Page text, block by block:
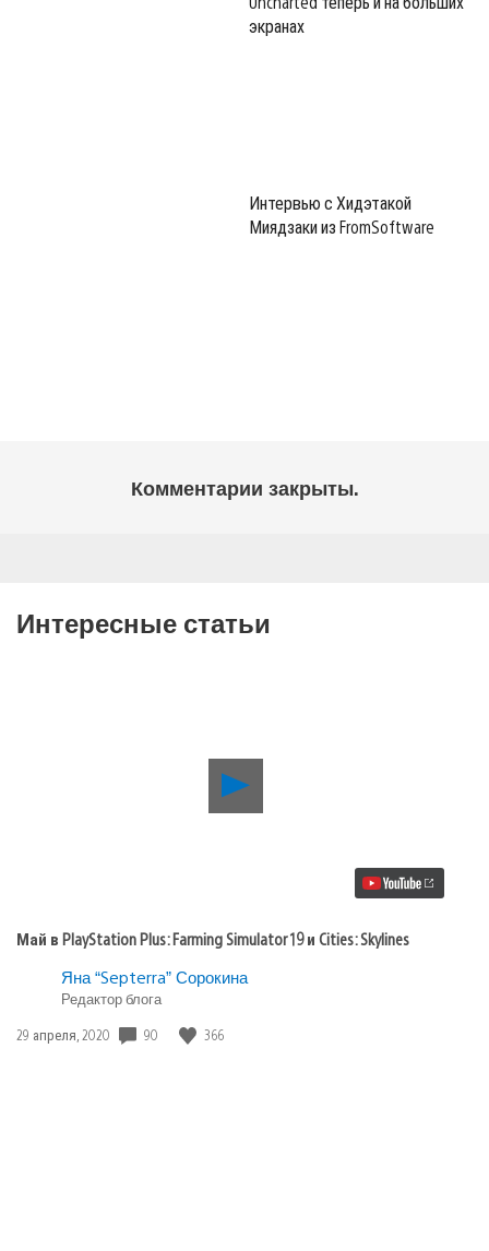
экранах
Интервью с Хидэтакой
Миядзаки из FromSoftware
Комментарии закрыты.
Интересные статьи
Воспроизвести
Май
19
Май в PlayStation Plus: Farming Simulator 19 и Cities: Skylines
Яна “Septerra” Сорокина
Редактор блога
Дата
29 апреля, 2020 90 366